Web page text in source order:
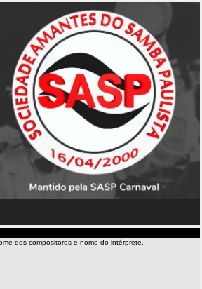
dos compositores e nome do intérprete.